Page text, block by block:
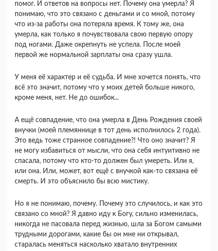
помог. И ответов на вопросы нет. Почему она умерла? Я
понимаю, что это связано с деньгами и со мной, потому
что из-за работы она потеряла время. К тому же, она
умерла, как только я почувствовала свою первую опору
под ногами. Даже окрепнуть не успела. После моей
первой же нормальной зарплаты она сразу ушла.
У меня её характер и её судьба. И мне хочется понять, что
всё это значит, потому что у моих детей больше никого,
кроме меня, нет. Не до ошибок...
А ещё совпадение, что она умерла в День Рождения своей
внучки (моей племяннице в тот день исполнилось 2 года).
Это ведь тоже странное совпадение?! Что оно значит? Я
не могу избавиться от мысли, что она себя интуитивно не
спасала, потому что кто-то должен был умереть. Или я,
или она. Или, может, вот ещё с внучкой как-то связана её
смерть. И это объяснило бы всю мистику.
Но я не понимаю, почему. Почему это случилось, и как это
связано со мной? Я давно иду к Богу, сильно изменилась,
никогда не пасовала перед жизнью, шла за Богом самыми
трудными дорогами, какие бы он мне ни открывал,
старалась меняться насколько хватало внутренних